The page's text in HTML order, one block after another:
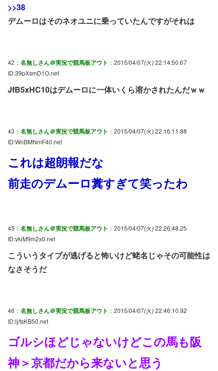
>>38
デムーロはそのネオユニに乗っていたんですがそれは
42： 名無しさん＠実況で競馬板アウト ：2015/04/07(火) 22:14:50.67
ID:39pXsmD1O.net
JfB5xHC10はデムーロに一体いくら溶かされたんだｗｗ
43： 名無しさん＠実況で競馬板アウト ：2015/04/07(火) 22:16:11.88
ID:WnBMNmF40.net
これは超朗報だな
前走のデムーロ糞すぎて笑ったわ
45： 名無しさん＠実況で競馬板アウト ：2015/04/07(火) 22:26:48.25
ID:vkiM9m2x0.net
こういうタイプが逃げると怖いけど蛯名じゃその可能性は
なさそうだ
46： 名無しさん＠実況で競馬板アウト ：2015/04/07(火) 22:46:10.92
ID:lj/tsKB50.net
ゴルシほどじゃないけどこの馬も阪
神＞京都だから来ないと思う